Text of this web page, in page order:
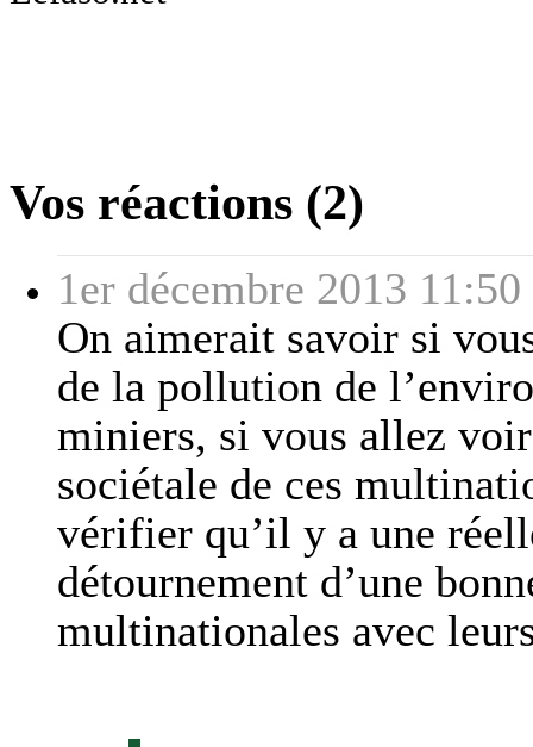
Vos réactions (2)
1er décembre 2013 11:50
On aimerait savoir si
de la pollution de
miniers, si vous allez
sociétale de ces
vérifier qu’il y a une
détournement d’une
multinationales avec